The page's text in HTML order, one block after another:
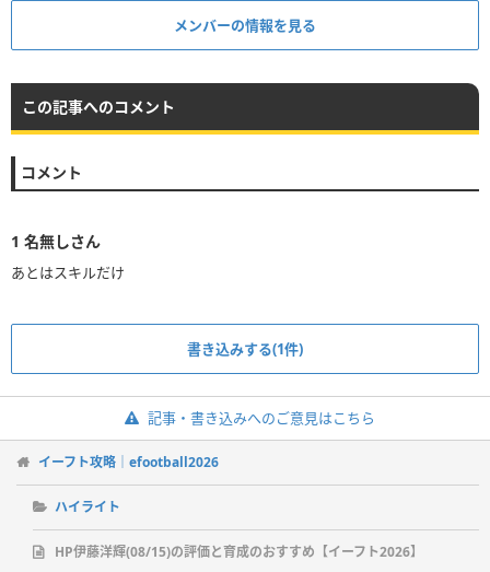
メンバーの情報を見る
この記事へのコメント
コメント
1 名無しさん
あとはスキルだけ
書き込みする(1件)
記事・書き込みへのご意見はこちら
イーフト攻略｜efootball2026
ハイライト
HP伊藤洋輝(08/15)の評価と育成のおすすめ【イーフト2026】